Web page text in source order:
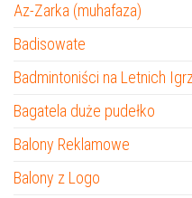
Az-Zarka (muhafaza)
Badisowate
Badmintoniści na Letnich
Bagatela duże pudełko
Balony Reklamowe
Balony z Logo